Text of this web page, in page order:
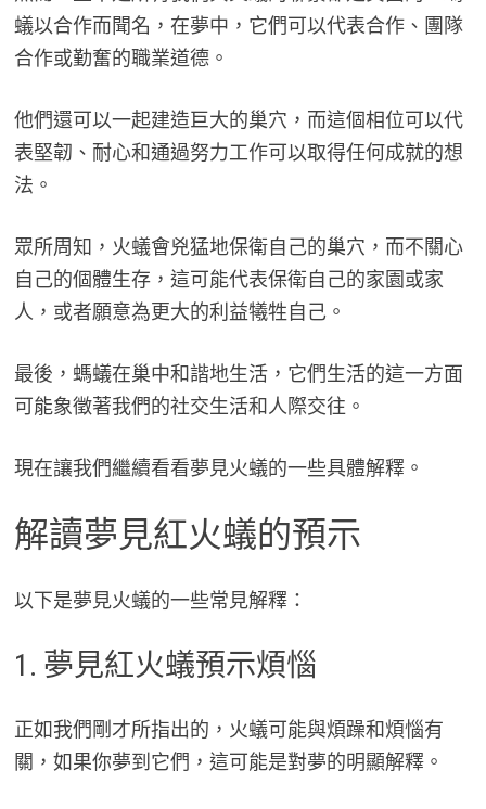
蟻以合作而聞名，在夢中，它們可以代表合作、團隊
合作或勤奮的職業道德。
他們還可以一起建造巨大的巢穴，而這個相位可以代
表堅韌、耐心和通過努力工作可以取得任何成就的想
法。
眾所周知，火蟻會兇猛地保衛自己的巢穴，而不關心
自己的個體生存，這可能代表保衛自己的家園或家
人，或者願意為更大的利益犧牲自己。
最後，螞蟻在巢中和諧地生活，它們生活的這一方面
可能象徵著我們的社交生活和人際交往。
現在讓我們繼續看看夢見火蟻的一些具體解釋。
解讀夢見紅火蟻的預示
以下是夢見火蟻的一些常見解釋：
1. 夢見紅火蟻預示煩惱
正如我們剛才所指出的，火蟻可能與煩躁和煩惱有
關，如果你夢到它們，這可能是對夢的明顯解釋。